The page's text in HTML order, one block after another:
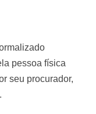
pessoa física
seu procurador,